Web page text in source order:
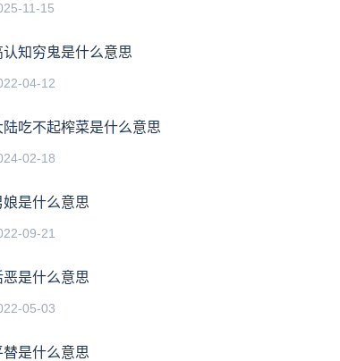
11-15
认知穷鬼是什么意思
04-12
陆吃不起榨菜是什么意思
02-18
娘是什么意思
09-21
恶是什么意思
05-03
替是什么意思